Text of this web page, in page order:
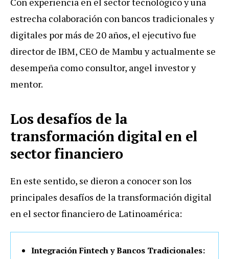
estrecha colaboración con bancos tradicionales y
digitales por más de 20 años, el ejecutivo fue
director de IBM, CEO de Mambu y actualmente se
desempeña como consultor, angel investor y
mentor.
Los desafíos de la
transformación digital en el
sector financiero
En este sentido, se dieron a conocer son los
principales desafíos de la transformación digital
en el sector financiero de Latinoamérica:
Integración Fintech y Bancos Tradicionales: